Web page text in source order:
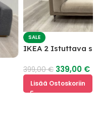
SALE
IKEA 2 Istuttava
399,00€ 339,00 €
Lisää Ostoskoriin